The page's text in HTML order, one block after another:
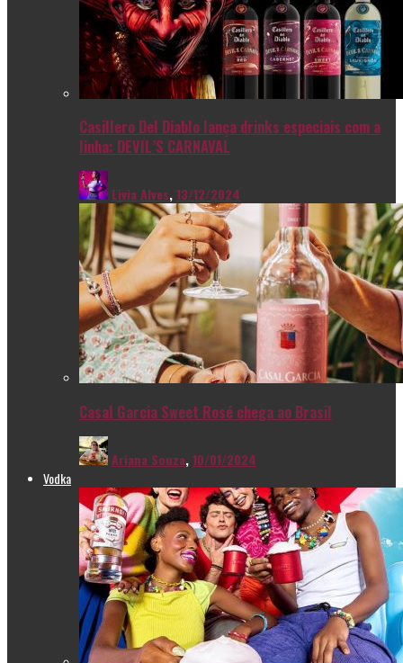
Casillero Del Diablo lança drinks especiais com a
linha: DEVIL’S CARNAVAL
Livia Alves,13/12/2024
Casal Garcia Sweet Rosé chega ao Brasil
Ariana Souza,10/01/2024
Vodka